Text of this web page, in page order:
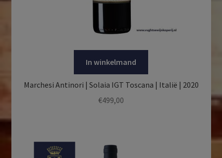
In winkelmand
Marchesi Antinori | Solaia IGT Toscana | Italië | 2020
€499,00